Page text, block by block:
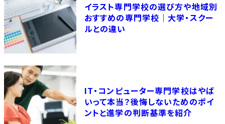
イラスト専門学校の選び方や地域別
おすすめの専門学校｜大学・スクー
ルとの違い
IT・コンピューター専門学校はやば
いって本当？後悔しないためのポイ
ントと進学の判断基準を紹介